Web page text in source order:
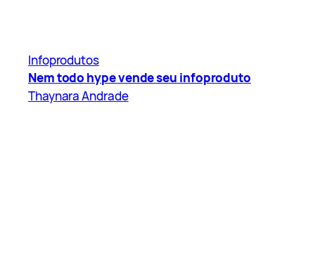
Infoprodutos
Nem todo hype vende seu infoproduto
Thaynara Andrade